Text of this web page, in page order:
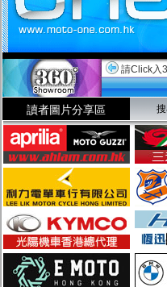
請Click入
讀者圖片分享區